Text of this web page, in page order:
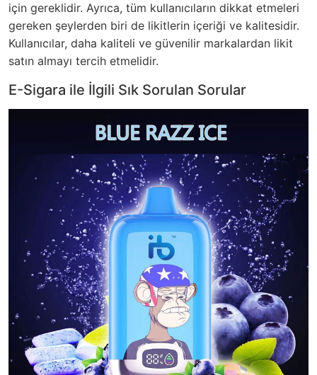
için gereklidir. Ayrıca, tüm kullanıcıların dikkat etmeleri
gereken şeylerden biri de likitlerin içeriği ve kalitesidir.
Kullanıcılar, daha kaliteli ve güvenilir markalardan likit
satın almayı tercih etmelidir.
E-Sigara ile İlgili Sık Sorulan Sorular